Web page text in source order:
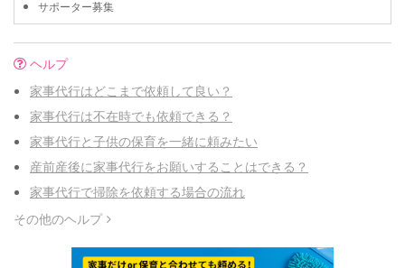
サポーター募集
ヘルプ
家事代行はどこまで依頼して良い？
家事代行は不在時でも依頼できる？
家事代行と子供の保育を一緒に頼みたい
産前産後に家事代行をお願いすることはできる？
家事代行で掃除を依頼する場合の流れ
その他のヘルプ